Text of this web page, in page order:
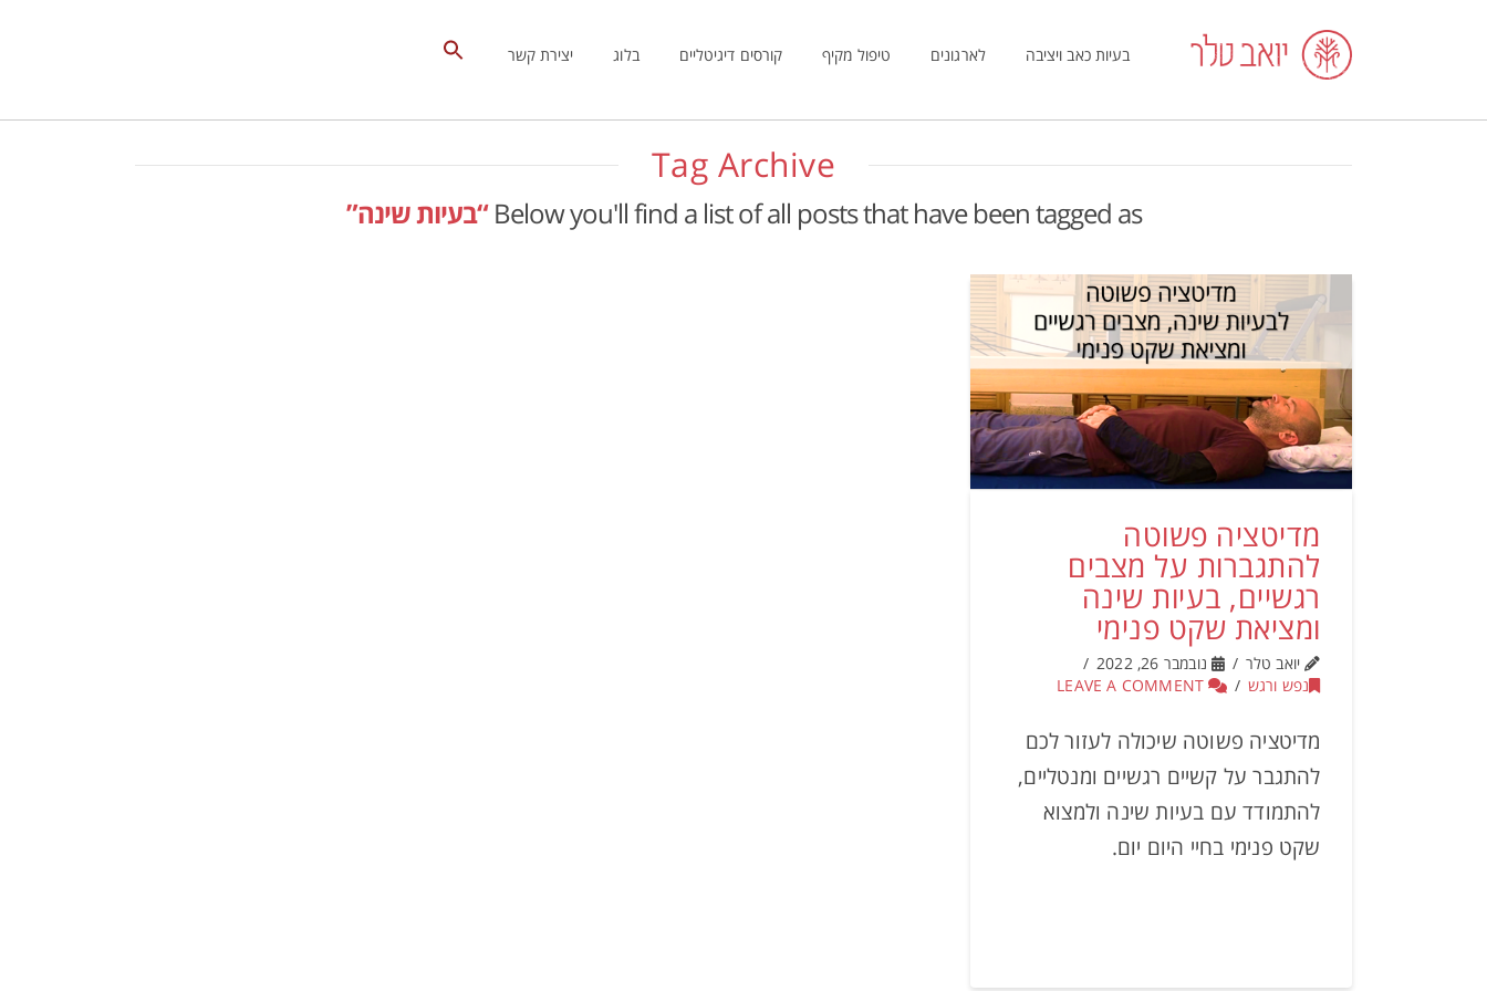
בעיות כאב ויציבה לארגונים טיפול מקיף קורסים דיגיטליים בלוג יצירת קשר
Search
for:
Search Button
Tag Archive
Below you'll find a list of all posts that have been tagged as “בעיות שינה”
מדיטציה פשוטה
להתגברות על מצבים
רגשיים, בעיות שינה
ומציאת שקט פנימי
יואב טלר
נובמבר 26, 2022
נפש ורגש
LEAVE A COMMENT
מדיטציה פשוטה שיכולה לעזור לכם
להתגבר על קשיים רגשיים ומנטליים,
להתמודד עם בעיות שינה ולמצוא
שקט פנימי בחיי היום יום.